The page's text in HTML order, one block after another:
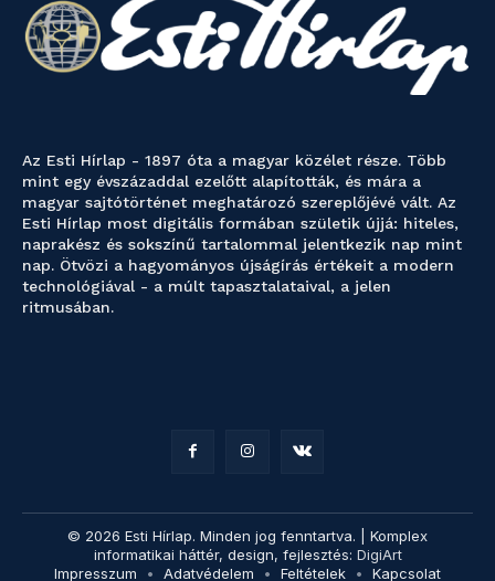
Az Esti Hírlap - 1897 óta a magyar közélet része. Több
mint egy évszázaddal ezelőtt alapították, és mára a
magyar sajtótörténet meghatározó szereplőjévé vált. Az
Esti Hírlap most digitális formában születik újjá: hiteles,
naprakész és sokszínű tartalommal jelentkezik nap mint
nap. Ötvözi a hagyományos újságírás értékeit a modern
technológiával - a múlt tapasztalataival, a jelen
ritmusában.
© 2026 Esti Hírlap. Minden jog fenntartva. | Komplex
informatikai háttér, design, fejlesztés: DigiArt
Impresszum
Adatvédelem Feltételek Kapcsolat